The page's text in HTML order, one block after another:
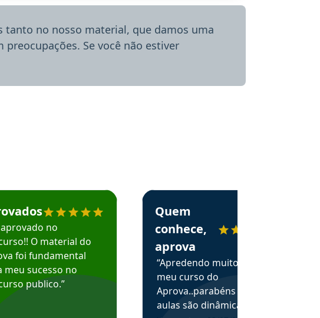
tanto no nosso material, que damos uma
Se você não estiver
Mário recomenda o Aprova Concursos em depoimento
aprovado no
O material do
foi fundamental
meu sucesso no
publico.”
Estudante Alessandra recomenda o Aprova
Quem
conhece,
aprova
“Apredendo muito no
meu curso do
Aprova..parabéns pelas
aulas são dinâmicas e